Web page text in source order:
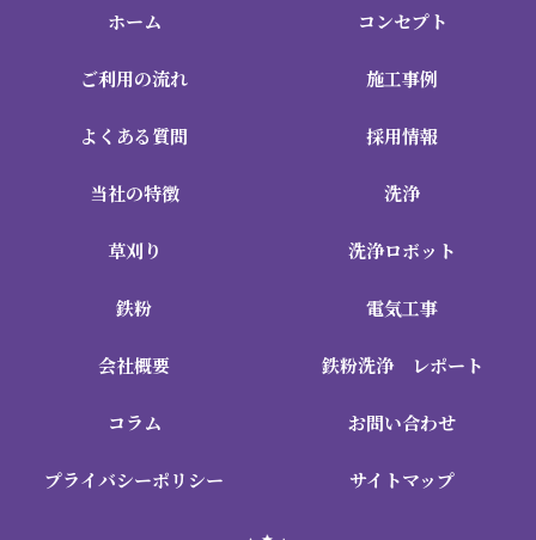
ホーム コンセプト
ご利用の流れ 施工事例
よくある質問 採用情報
当社の特徴 洗浄
草刈り 洗浄ロボット
鉄粉 電気工事
会社概要 鉄粉洗浄 レポート
コラム お問い合わせ
プライバシーポリシー サイトマップ